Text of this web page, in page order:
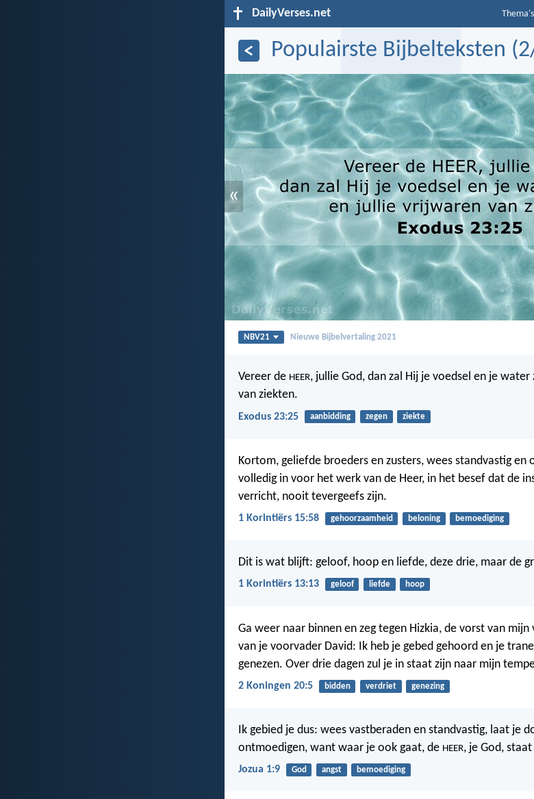
DailyVerses.net Thema's
Populairste Bijbelteksten
«
NBV21 Nieuwe Bijbelvertaling 2021
Vereer de HEER, jullie God, dan zal Hij je voedsel en je
van ziekten.
Exodus 23:25 aanbidding zegen ziekte
Kortom, geliefde broeders en zusters, wees standvastig en
volledig in voor het werk van de Heer, in het besef dat de
verricht, nooit tevergeefs zijn.
1 Korintiërs 15:58 gehoorzaamheid beloning bemoediging
Dit is wat blijft: geloof, hoop en liefde, deze drie, maar de
1 Korintiërs 13:13 geloof liefde hoop
Ga weer naar binnen en zeg tegen Hizkia, de vorst van mijn
van je voorvader David: Ik heb je gebed gehoord en je
genezen. Over drie dagen zul je in staat zijn naar mijn
2 Koningen 20:5 bidden verdriet genezing
Ik gebied je dus: wees vastberaden en standvastig, laat je
ontmoedigen, want waar je ook gaat, de HEER, je God,
Jozua 1:9 God angst bemoediging